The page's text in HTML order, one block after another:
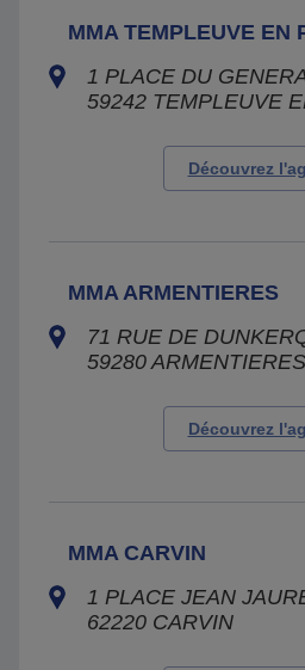
MMA TEMPLEUVE EN
1 PLACE DU
59242 TEMPLEUVE
Découvrez
MMA ARMENTIERES
71 RUE DE
59280 ARMENTIERES
Découvrez
MMA CARVIN
1 PLACE JEAN
62220 CARVIN